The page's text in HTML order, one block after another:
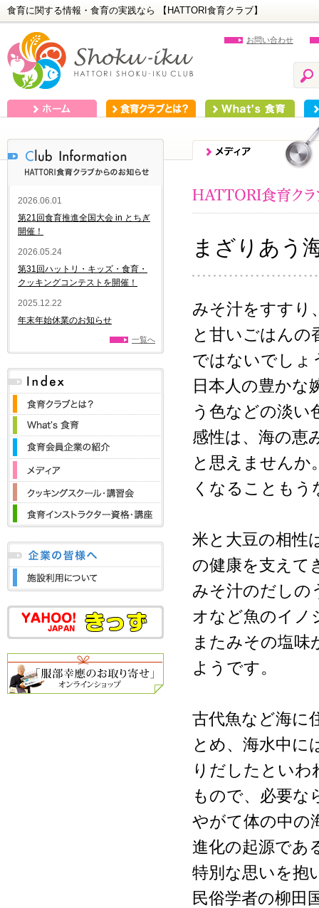
食育に関する情報・食育の実践なら 【HATTORI食育クラブ】
お問い合わせ
まざりあう
みそ汁をすすり
と甘いごはんの
ではないでしょ
日本人の豊かな
う色などの淡い
感性は、海の恵
と思えませんか
くなることもう
米と大豆の相性
の健康を支えて
みそ汁のだしの
オなど魚のイノ
またみその塩味
ようです。
古代魚など海に
とめ、海水中に
りだしたとい
もので、必要な
やがて体の中の
進化の起源であ
特別な思いを抱
民俗学者の柳田
2026.06.01
第21回食育推進全国大会 in とちぎ
開催！
2026.05.24
第31回ハットリ・キッズ・食育・
クッキングコンテストを開催！
2025.12.22
年末年始休業のお知らせ
一覧へ